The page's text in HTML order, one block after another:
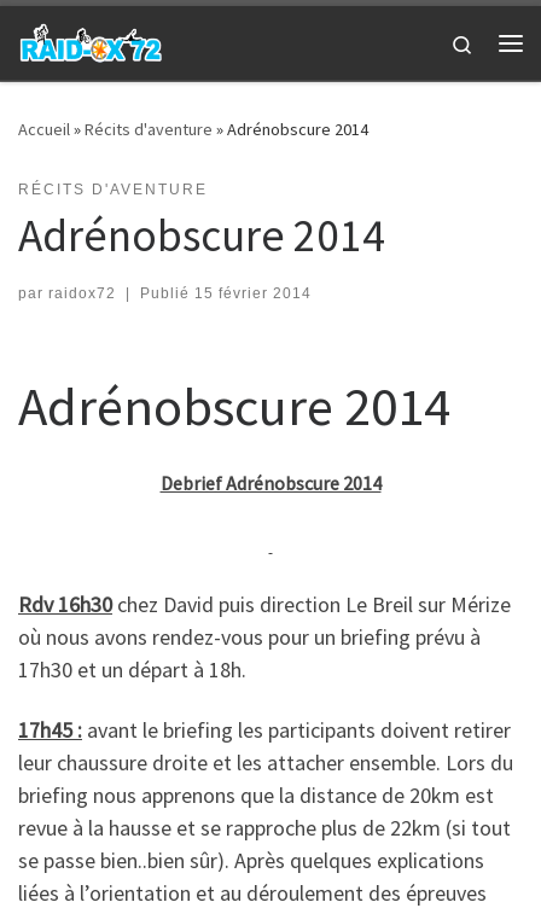
Passer au contenu
Search
Accueil»Récits d'aventure »Adrénobscure 2014
RÉCITS D'AVENTURE
Adrénobscure 2014
par raidox72 | Publié 15 février 2014
Adrénobscure 2014
Debrief Adrénobscure 2014
Rdv 16h30 chez David puis direction Le Breil sur Mérize
où nous avons rendez-vous pour un briefing prévu à
17h30 et un départ à 18h.
17h45 : avant le briefing les participants doivent retirer
leur chaussure droite et les attacher ensemble. Lors du
briefing nous apprenons que la distance de 20km est
revue à la hausse et se rapproche plus de 22km (si tout
se passe bien..bien sûr). Après quelques explications
liées à l’orientation et au déroulement des épreuves